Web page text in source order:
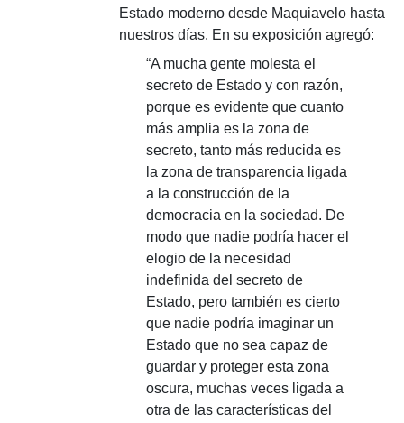
Estado moderno desde Maquiavelo hasta
nuestros días. En su exposición agregó:
“A mucha gente molesta el
secreto de Estado y con razón,
porque es evidente que cuanto
más amplia es la zona de
secreto, tanto más reducida es
la zona de transparencia ligada
a la construcción de la
democracia en la sociedad. De
modo que nadie podría hacer el
elogio de la necesidad
indefinida del secreto de
Estado, pero también es cierto
que nadie podría imaginar un
Estado que no sea capaz de
guardar y proteger esta zona
oscura, muchas veces ligada a
otra de las características del